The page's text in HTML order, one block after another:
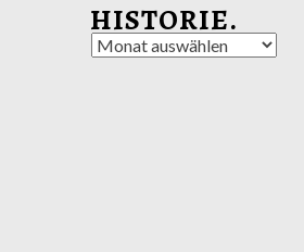
HISTORIE.
Historie.